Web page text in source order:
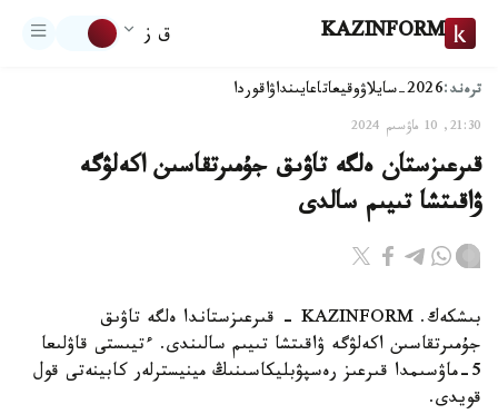
KAZINFORM ق ز
ترەند:2026-سايلاۋ وقيعاتاعايىنداۋاقوردا
21:30, 10 ماۋسىم 2024
قىرعىزستان ەلگە تاۋىق جۇمىرتقاسىن اكەلۋگە
ۋاقىتشا تىيىم سالدى
بىشكەك. KAZINFORM - قىرعىزستاندا ەلگە تاۋىق
جۇمىرتقاسىن اكەلۋگە ۋاقىتشا تىيىم سالىندى. ءتيىستى قاۋلىعا
5-ماۋسىمدا قىرعىز رەسپۋبليكاسىنىڭ مينيسترلەر كابينەتى قول
قويدى.